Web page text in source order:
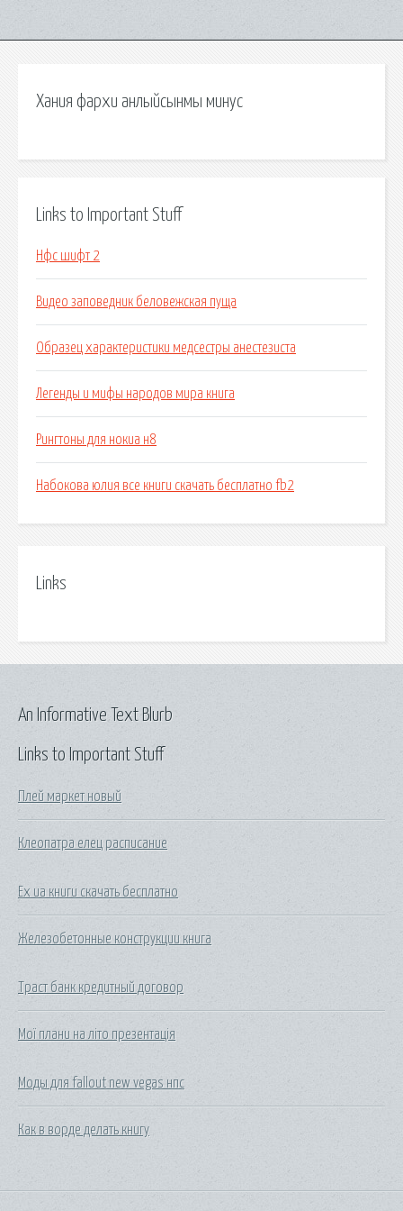
Хания фархи анлыйсынмы минус
Links to Important Stuff
Нфс шифт 2
Видео заповедник беловежская пуща
Образец характеристики медсестры анестезиста
Легенды и мифы народов мира книга
Рингтоны для нокиа н8
Набокова юлия все книги скачать бесплатно fb2
Links
Links to Important Stuff
Плей маркет новый
Клеопатра елец расписание
Ех ua книги скачать бесплатно
Железобетонные конструкции книга
Траст банк кредитный договор
Мої плани на літо презентація
Моды для fallout new vegas нпс
Как в ворде делать книгу
An Informative Text Blurb